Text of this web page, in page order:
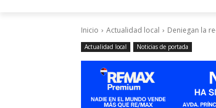
Inicio Actualidad local Deniegan la
Actualidad local Noticias de portada